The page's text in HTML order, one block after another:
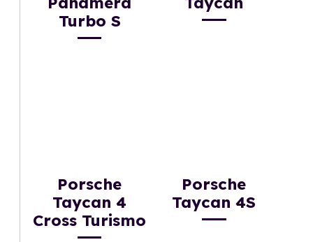
Turbo S
Porsche
Taycan 4
Cross Turismo
Porsche
Taycan 4S